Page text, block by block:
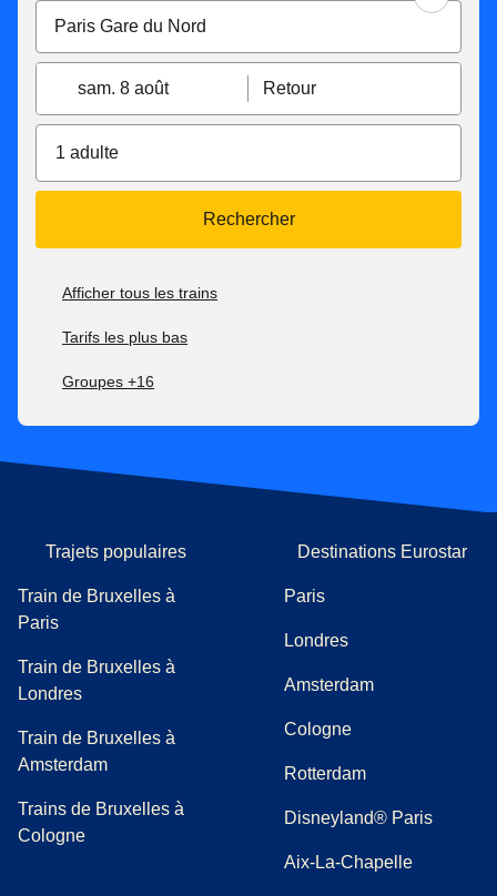
sam. 8 août Retour
1 adulte
Rechercher
Afficher tous les trains
Tarifs les plus bas
Groupes +16
Trajets populaires
Train de Bruxelles à
Paris
Train de Bruxelles à
Londres
Train de Bruxelles à
Amsterdam
Trains de Bruxelles à
Cologne
Destinations Eurostar
Paris
Londres
Amsterdam
Cologne
Rotterdam
Disneyland® Paris
Aix-La-Chapelle